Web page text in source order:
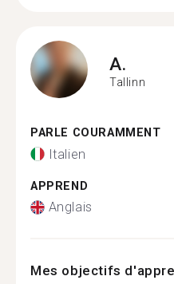
A.
Tallinn
PARLE COURAMMENT
Italien
APPREND
Anglais
Mes objectifs